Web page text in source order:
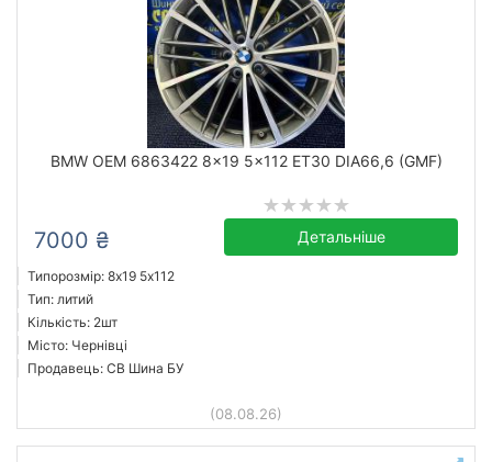
BMW OEM 6863422 8x19 5x112 ET30 DIA66,6 (GMF)
7000 ₴ Детальніше
Типорозмір: 8x19 5х112
Тип: литий
Кількість: 2шт
Місто: Чернівці
Продавець: СВ Шина БУ
(08.08.26)
Скинути Підібрати